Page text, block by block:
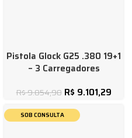
Pistola Glock G25 .380 19+1
– 3 Carregadores
R$9.854,90 R$ 9.101,29
SOB CONSULTA